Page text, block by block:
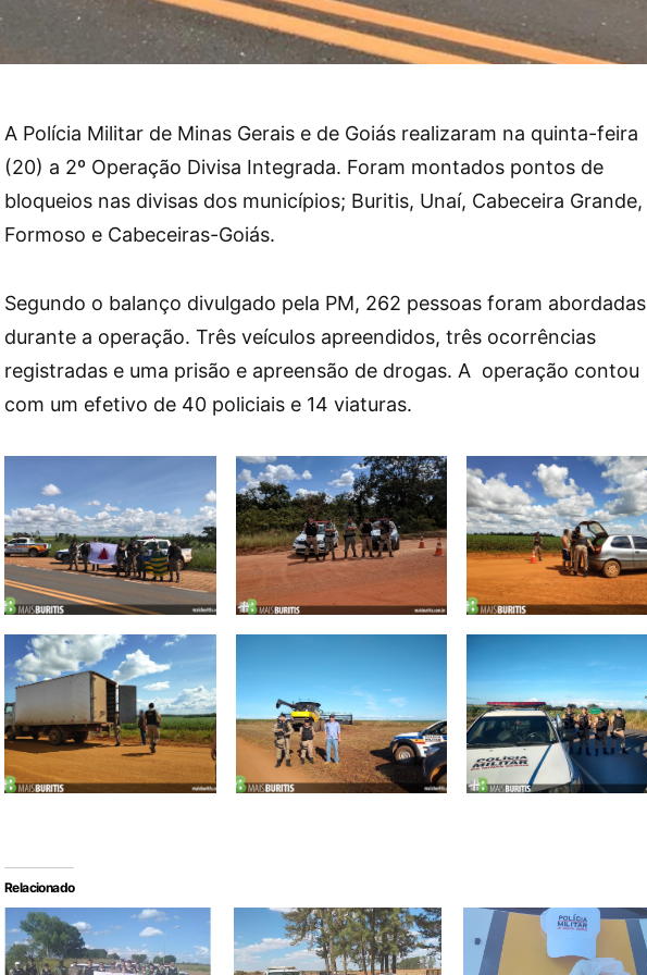
A Polícia Militar de Minas Gerais e de Goiás realizaram na quinta-feira
(20) a 2º Operação Divisa Integrada. Foram montados pontos de
bloqueios nas divisas dos municípios; Buritis, Unaí, Cabeceira Grande,
Formoso e Cabeceiras-Goiás.
Segundo o balanço divulgado pela PM, 262 pessoas foram abordadas
durante a operação. Três veículos apreendidos, três ocorrências
registradas e uma prisão e apreensão de drogas. A operação contou
com um efetivo de 40 policiais e 14 viaturas.
Relacionado